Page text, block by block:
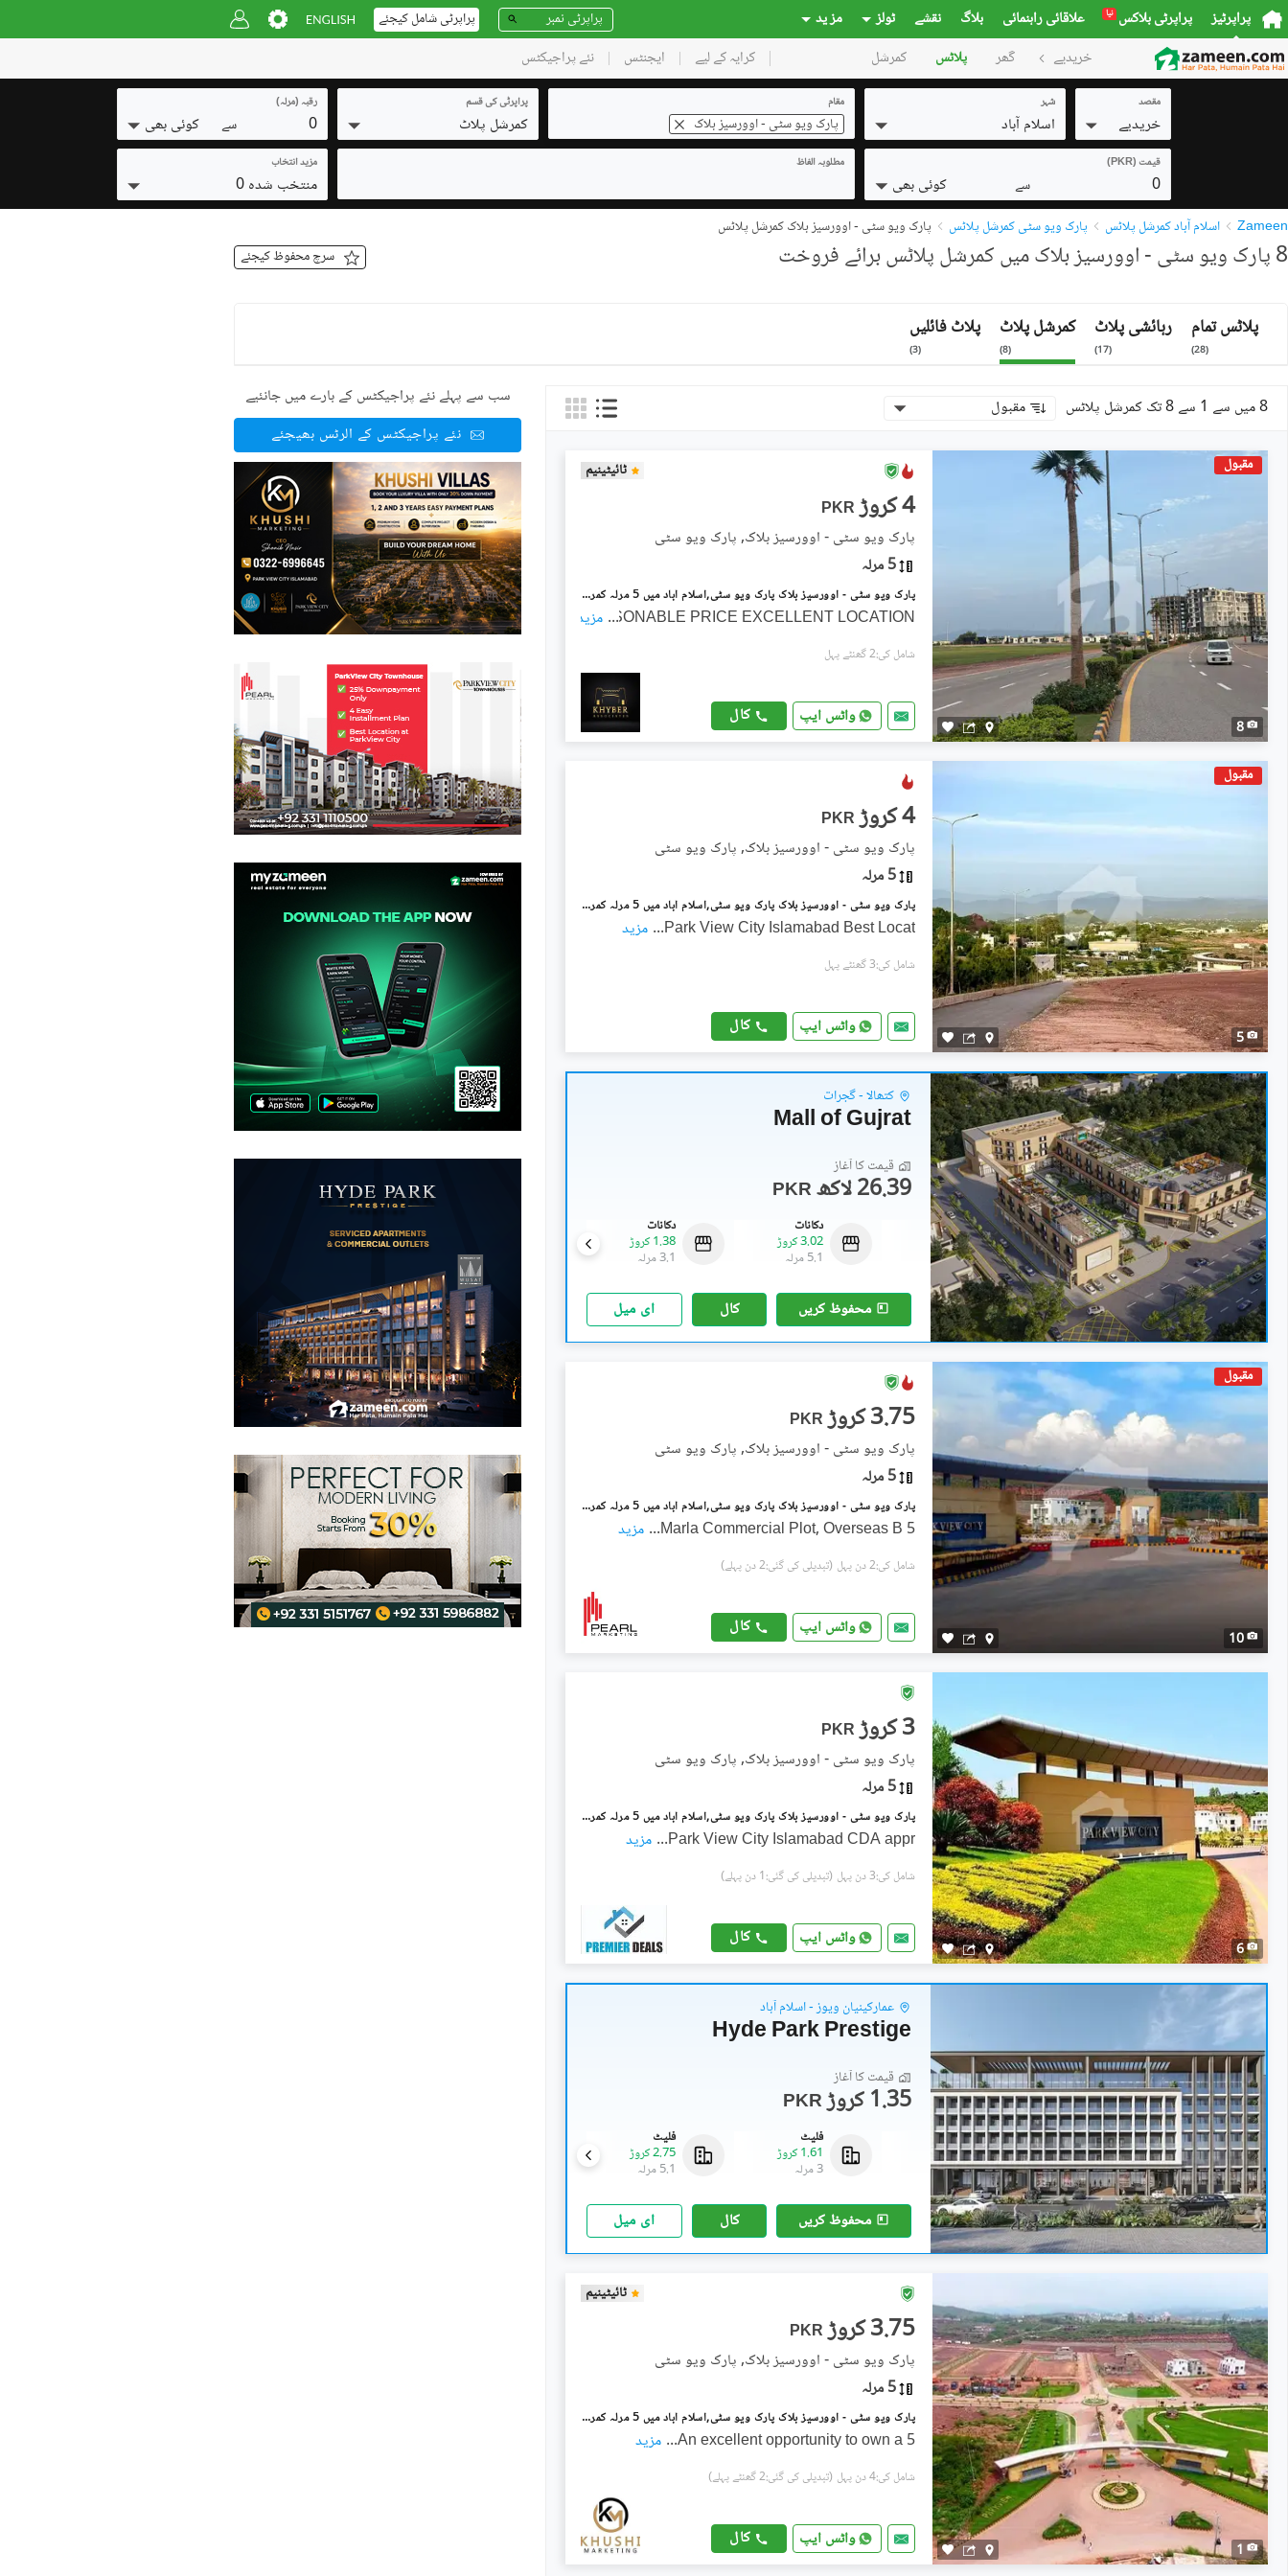
پراپرٹیز پراپرٹی بلاکس نیا علاقائی راہنمائی بلاگ نقشے ٹولز مز ید پراپرٹی شامل کیجئے
خریدیے گھر پلاٹس کمرشل کرایہ کے لیے ایجنٹس نئے پراجیکٹس
مقصد
خریدیے
شہر
اسلام آباد
مقام
پارک ویو سٹی - اوورسیز بلاک
پراپرٹی کی قسم
کمرشل پلاٹ
رقبہ (مرلہ)
0 سے کوئی بھی
قیمت (PKR)
0 سے کوئی بھی
مطلوبہ الفاظ مزید انتخاب
منتخب شدہ 0
Zameen اسلام آباد کمرشل پلاٹس پارک ویو سٹی کمرشل پلاٹس پارک ویو سٹی - اوورسیز بلاک کمرشل پلاٹس
8 پارک ویو سٹی - اوورسیز بلاک میں کمرشل پلاٹس برائے فروخت سرچ محفوظ کیجئے
پلاٹس تمام
(
28
)
رہائشی پلاٹ
(
17
)
کمرشل پلاٹ
(
8
)
پلاٹ فائلیں
(
3
)
8 میں سے 1 سے 8 تک کمرشل پلاٹس مقبول
مقبول
8
ٹائیٹینیم
PKR 4 کروڑ
پارک ویو سٹی - اوورسیز بلاک, پارک ویو سٹی
5 مرلہ
پارک ویو سٹی - اوورسیز بلاک پارک ویو سٹی,اسلام آباد میں 5 مرلہ کمرشل پلاٹ 4.0 کروڑ میں برائے فروخت۔
REASONABLE PRICE EXCELLENT LOCATION
... مزید
شامل کی:2 گھنٹے پہل
واٹس ایپ کال
مقبول
5
PKR 4 کروڑ
پارک ویو سٹی - اوورسیز بلاک, پارک ویو سٹی
5 مرلہ
پارک ویو سٹی - اوورسیز بلاک پارک ویو سٹی,اسلام آباد میں 5 مرلہ کمرشل پلاٹ 4.0 کروڑ میں برائے فروخت۔
Park View City Islamabad Best Locat
... مزید
شامل کی:3 گھنٹے پہل
واٹس ایپ کال
کتھالا - گجرات
Mall of Gujrat
قیمت کا آغاز
PKR 26.39 لاکھ
دکانات
3.02 کروڑ
دکانات
1.38 کروڑ
3.1 مرلہ
دکانات
3.02 کروڑ
5.1 مرلہ
دکانات
3.5 کروڑ
8 مرلہ
محفوظ کریں کال ای میل
مقبول
10
PKR 3.75 کروڑ
پارک ویو سٹی - اوورسیز بلاک, پارک ویو سٹی
5 مرلہ
پارک ویو سٹی - اوورسیز بلاک پارک ویو سٹی,اسلام آباد میں 5 مرلہ کمرشل پلاٹ 3.75 کروڑ میں برائے فروخت۔
5 Marla Commercial Plot, Overseas B
... مزید
شامل کی:2 دن پہل (تبدیلی کی گئی:2 دن پہلے)
واٹس ایپ کال
6
PKR 3 کروڑ
پارک ویو سٹی - اوورسیز بلاک, پارک ویو سٹی
5 مرلہ
پارک ویو سٹی - اوورسیز بلاک پارک ویو سٹی,اسلام آباد میں 5 مرلہ کمرشل پلاٹ 3.0 کروڑ میں برائے فروخت۔
Park View City Islamabad CDA appr
... مزید
شامل کی:3 دن پہل (تبدیلی کی گئی:1 دن پہلے)
واٹس ایپ کال
عمارکینیان ویوز - اسلام آباد
Hyde Park Prestige
قیمت کا آغاز
PKR 1.35 کروڑ
فلیٹ
2.75 کروڑ
5.1 مرلہ
فلیٹ
1.61 کروڑ
3 مرلہ
فلیٹ
2.99 کروڑ
5.6 مرلہ
محفوظ کریں کال ای میل
1
ٹائیٹینیم
PKR 3.75 کروڑ
پارک ویو سٹی - اوورسیز بلاک, پارک ویو سٹی
5 مرلہ
پارک ویو سٹی - اوورسیز بلاک پارک ویو سٹی,اسلام آباد میں 5 مرلہ کمرشل پلاٹ 3.75 کروڑ میں برائے فروخت۔
An excellent opportunity to own a 5
... مزید
شامل کی:4 دن پہل (تبدیلی کی گئی:2 گھنٹے پہلے)
واٹس ایپ کال
سب سے پہلے نئے پراجیکٹس کے بارے میں جانئیے
نئے پراجیکٹس کے الرٹس بھیجئے